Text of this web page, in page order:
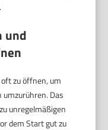
und
zu öffnen, um
Das
unregelmäßigen
dem Start gut zu